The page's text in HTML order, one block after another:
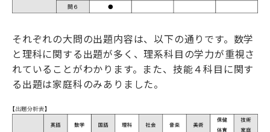
それぞれの大問の出題内容は、以下の通りです。数学
と理科に関する出題が多く、理系科目の学力が重視さ
れていることがわかります。また、技能４科目に関す
る出題は家庭科のみありました。